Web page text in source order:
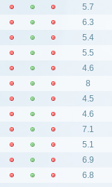
5.7
6.3
5.4
5.5
4.6
8
4.5
4.6
7.1
5.1
6.9
6.8